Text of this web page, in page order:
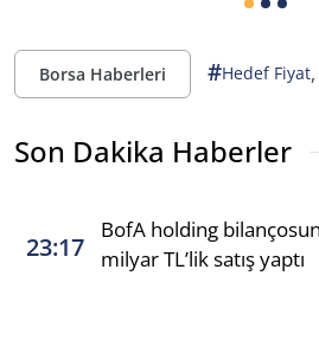
Borsa Haberleri #Hedef Fiyat,
Son Dakika Haberler
23:17
BofA holding
milyar TL’lik satış yaptı